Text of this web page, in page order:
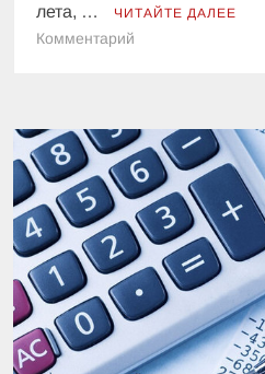
лета, … ЧИТАЙТЕ ДАЛЕЕ
Комментарий
взметнулись
цены
на
овощи:
сколько
стоят
картофель,
капуста
и
лук